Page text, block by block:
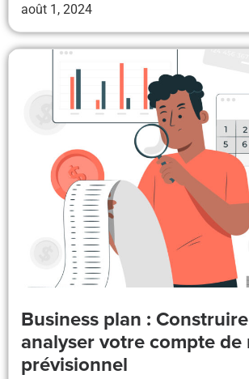
août 1, 2024
Business plan :
analyser votre compte
prévisionnel